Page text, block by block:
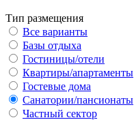
Тип размещения
Все варианты
Базы отдыха
Гостиницы/отели
Квартиры/апартаменты
Гостевые дома
Санатории/пансионаты
Частный сектор